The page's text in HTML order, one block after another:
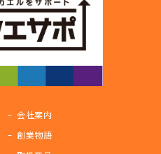
会社案内
創業物語